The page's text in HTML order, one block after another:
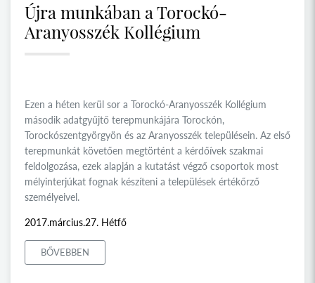
Újra munkában a Torockó-
Aranyosszék Kollégium
Ezen a héten kerül sor a Torockó-Aranyosszék Kollégium
második adatgyűjtő terepmunkájára Torockón,
Torockószentgyörgyön és az Aranyosszék településein. Az első
terepmunkát követően megtörtént a kérdőívek szakmai
feldolgozása, ezek alapján a kutatást végző csoportok most
mélyinterjúkat fognak készíteni a települések értékőrző
személyeivel.
2017.március.27. Hétfő
BŐVEBBEN